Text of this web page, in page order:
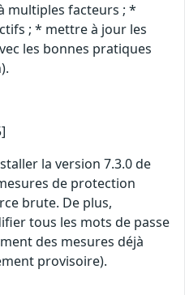
multiples facteurs ; *
; * mettre à jour les
les bonnes pratiques
la version 7.3.0 de
de protection
brute. De plus,
tous les mots de passe
des mesures déjà
provisoire).